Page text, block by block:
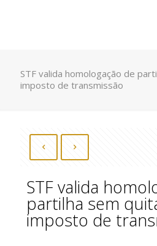
STF valida homologação de
imposto de transmissão
STF valida
partilha sem
imposto de